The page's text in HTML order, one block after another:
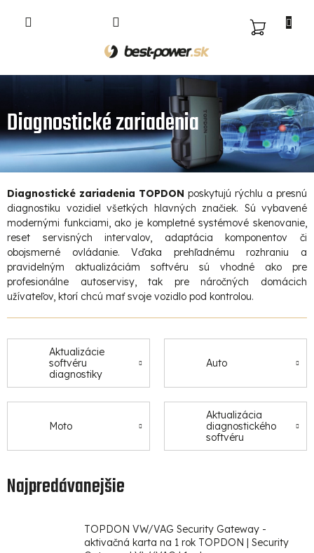
NÁKUPNÝ
Diagnostické zariadenia
Diagnostické zariadenia TOPDON poskytujú rýchlu a presnú
diagnostiku vozidiel všetkých hlavných značiek. Sú vybavené
modernými funkciami, ako je kompletné systémové skenovanie,
reset servisných intervalov, adaptácia komponentov či
obojsmerné ovládanie. Vďaka prehľadnému rozhraniu a
pravidelným aktualizáciám softvéru sú vhodné ako pre
profesionálne autoservisy, tak pre náročných domácich
užívateľov, ktorí chcú mať svoje vozidlo pod kontrolou.
Aktualizácie
softvéru
diagnostiky
Auto
Moto
Aktualizácia
diagnostického
softvéru
Najpredávanejšie
TOPDON VW/VAG Security Gateway -
aktivačná karta na 1 rok TOPDON | Security